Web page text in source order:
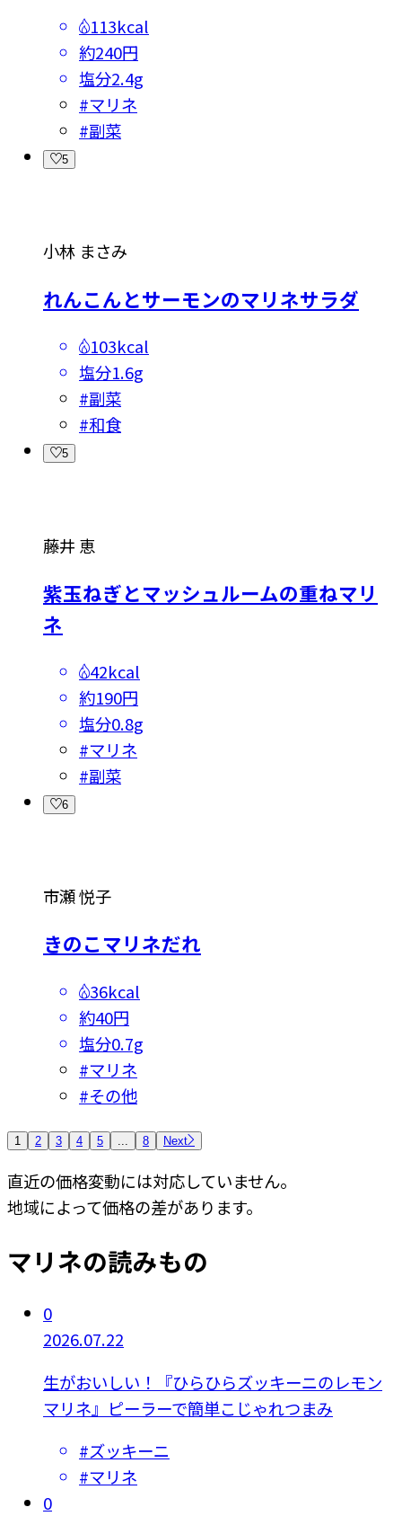
113kcal
約240円
塩分2.4g
#マリネ
#副菜
5
小林 まさみ
れんこんとサーモンのマリネサラダ
103kcal
塩分1.6g
#副菜
#和食
5
藤井 恵
紫玉ねぎとマッシュルームの重ねマリ
ネ
42kcal
約190円
塩分0.8g
#マリネ
#副菜
6
市瀬 悦子
きのこマリネだれ
36kcal
約40円
塩分0.7g
#マリネ
#その他
1 2 3 4 5 ... 8 Next
直近の価格変動には対応していません。
地域によって価格の差があります。
マリネの読みもの
0
2026.07.22
生がおいしい！『ひらひらズッキーニのレモン
マリネ』ピーラーで簡単こじゃれつまみ
#ズッキーニ
#マリネ
0